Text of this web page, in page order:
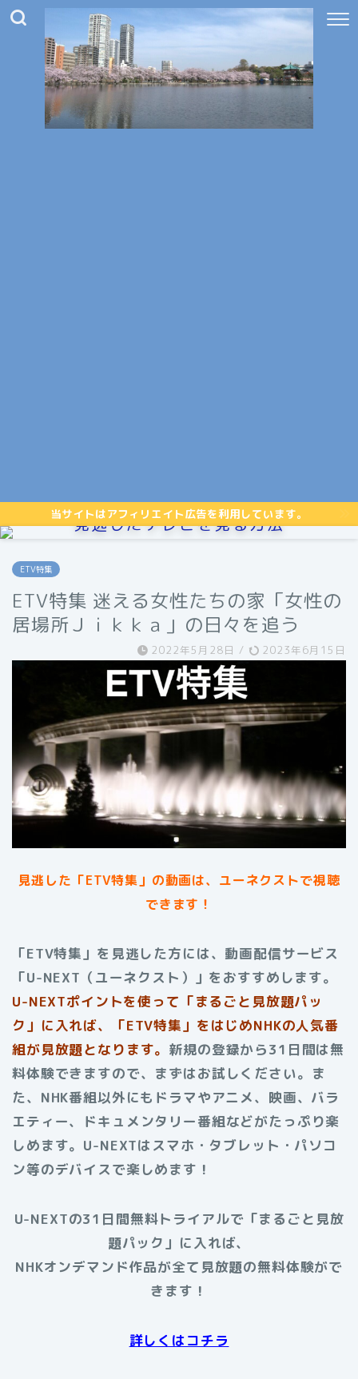
当サイトはアフィリエイト広告を利用しています。
見逃したテレビを見る方法
ETV特集
ETV特集 迷える女性たちの家「女性の
居場所Ｊｉｋｋａ」の日々を追う
2022年5月28日 / 2023年6月15日
見逃した「ETV特集」の動画は、ユーネクストで視聴
できます！
「ETV特集」を見逃した方には、動画配信サービス
「U-NEXT（ユーネクスト）」をおすすめします。
U-NEXTポイントを使って「まるごと見放題パッ
ク」に入れば、「ETV特集」をはじめNHKの人気番
組が見放題となります。 新規の登録から31日間は無
料体験できますので、まずはお試しください。ま
た、NHK番組以外にもドラマやアニメ、映画、バラ
エティー、ドキュメンタリー番組などがたっぷり楽
しめます。U-NEXTはスマホ・タブレット・パソコ
ン等のデバイスで楽しめます！
U-NEXTの31日間無料トライアルで「まるごと見放
題パック」に入れば、
NHKオンデマンド作品が全て見放題の無料体験がで
きます！
詳しくはコチラ